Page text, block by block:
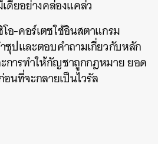
เดียอย่างคล่องแคล่ว
อ-คอร์เตซใช้อินสตาแกรม
ซุปและตอบคำถามเกี่ยวกับหลัก
การทำให้กัญชาถูกกฎหมาย ยอด
ที่จะกลายเป็นไวรัล